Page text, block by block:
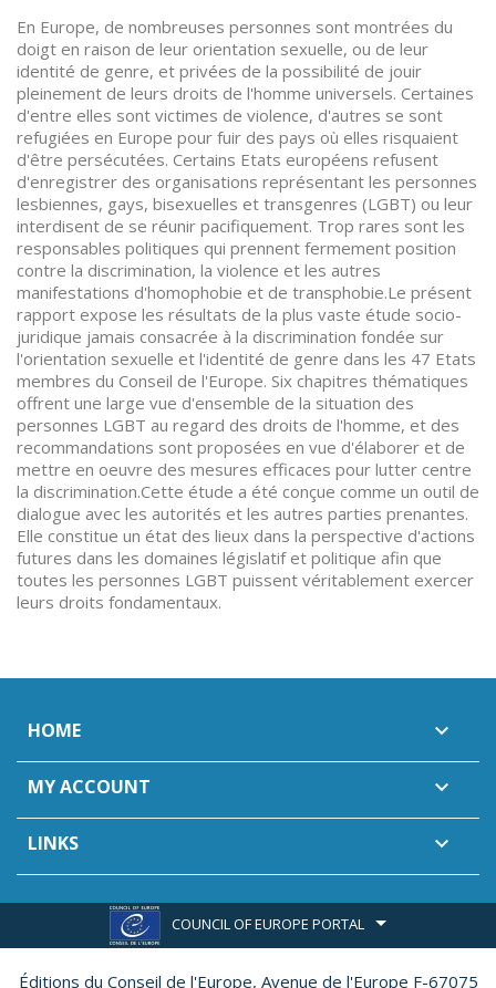
En Europe, de nombreuses personnes sont montrées du
doigt en raison de leur orientation sexuelle, ou de leur
identité de genre, et privées de la possibilité de jouir
pleinement de leurs droits de l'homme universels. Certaines
d'entre elles sont victimes de violence, d'autres se sont
refugiées en Europe pour fuir des pays où elles risquaient
d'être persécutées. Certains Etats européens refusent
d'enregistrer des organisations représentant les personnes
lesbiennes, gays, bisexuelles et transgenres (LGBT) ou leur
interdisent de se réunir pacifiquement. Trop rares sont les
responsables politiques qui prennent fermement position
contre la discrimination, la violence et les autres
manifestations d'homophobie et de transphobie.Le présent
rapport expose les résultats de la plus vaste étude socio-
juridique jamais consacrée à la discrimination fondée sur
l'orientation sexuelle et l'identité de genre dans les 47 Etats
membres du Conseil de l'Europe. Six chapitres thématiques
offrent une large vue d'ensemble de la situation des
personnes LGBT au regard des droits de l'homme, et des
recommandations sont proposées en vue d'élaborer et de
mettre en oeuvre des mesures efficaces pour lutter centre
la discrimination.Cette étude a été conçue comme un outil de
dialogue avec les autorités et les autres parties prenantes.
Elle constitue un état des lieux dans la perspective d'actions
futures dans les domaines législatif et politique afin que
toutes les personnes LGBT puissent véritablement exercer
leurs droits fondamentaux.
HOME 
MY ACCOUNT 
LINKS 
COUNCIL OF EUROPE PORTAL
Éditions du Conseil de l'Europe, Avenue de l'Europe F-67075